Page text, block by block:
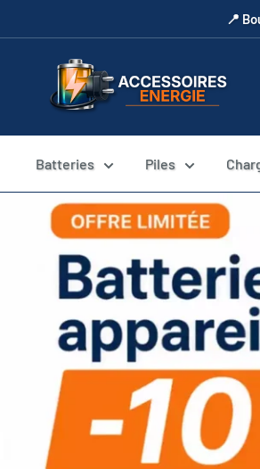
au
​📍​
Accessoires
Energie
Batteries Piles